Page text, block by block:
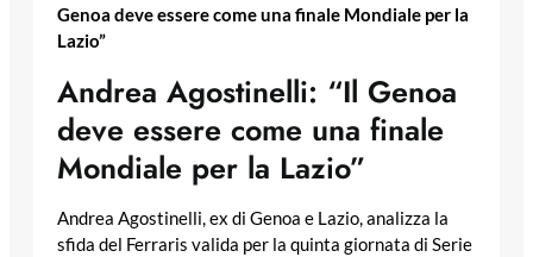
Genoa deve essere come una finale Mondiale per la
Lazio”
Andrea Agostinelli: “Il Genoa
deve essere come una finale
Mondiale per la Lazio”
Andrea Agostinelli, ex di Genoa e Lazio, analizza la
sfida del Ferraris valida per la quinta giornata di Serie